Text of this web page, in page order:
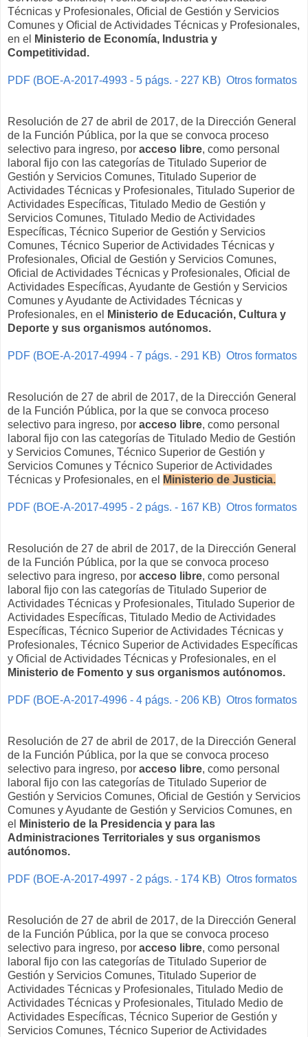
Técnicas y Profesionales, Oficial de Gestión y Servicios
Comunes y Oficial de Actividades Técnicas y Profesionales,
en el
Ministerio de Economía, Industria y
Competitividad.
PDF (BOE-A-2017-4993 - 5 págs. - 227 KB) Otros formatos
Resolución de 27 de abril de 2017, de la Dirección General
de la Función Pública, por la que se convoca proceso
selectivo para ingreso, por acceso libre, como personal
laboral fijo con las categorías de Titulado Superior de
Gestión y Servicios Comunes, Titulado Superior de
Actividades Técnicas y Profesionales, Titulado Superior de
Actividades Específicas, Titulado Medio de Gestión y
Servicios Comunes, Titulado Medio de Actividades
Específicas, Técnico Superior de Gestión y Servicios
Comunes, Técnico Superior de Actividades Técnicas y
Profesionales, Oficial de Gestión y Servicios Comunes,
Oficial de Actividades Técnicas y Profesionales, Oficial de
Actividades Específicas, Ayudante de Gestión y Servicios
Comunes y Ayudante de Actividades Técnicas y
Profesionales, en el
Ministerio de Educación, Cultura y
Deporte y sus organismos autónomos.
PDF (BOE-A-2017-4994 - 7 págs. - 291 KB) Otros formatos
Resolución de 27 de abril de 2017, de la Dirección General
de la Función Pública, por la que se convoca proceso
selectivo para ingreso, por acceso libre, como personal
laboral fijo con las categorías de Titulado Medio de Gestión
y Servicios Comunes, Técnico Superior de Gestión y
Servicios Comunes y Técnico Superior de Actividades
Técnicas y Profesionales, en el
Ministerio de Justicia.
PDF (BOE-A-2017-4995 - 2 págs. - 167 KB) Otros formatos
Resolución de 27 de abril de 2017, de la Dirección General
de la Función Pública, por la que se convoca proceso
selectivo para ingreso, por acceso libre, como personal
laboral fijo con las categorías de Titulado Superior de
Actividades Técnicas y Profesionales, Titulado Superior de
Actividades Específicas, Titulado Medio de Actividades
Específicas, Técnico Superior de Actividades Técnicas y
Profesionales, Técnico Superior de Actividades Específicas
y Oficial de Actividades Técnicas y Profesionales, en el
Ministerio de Fomento y sus organismos autónomos.
PDF (BOE-A-2017-4996 - 4 págs. - 206 KB) Otros formatos
Resolución de 27 de abril de 2017, de la Dirección General
de la Función Pública, por la que se convoca proceso
selectivo para ingreso, por acceso libre, como personal
laboral fijo con las categorías de Titulado Superior de
Gestión y Servicios Comunes, Oficial de Gestión y Servicios
Comunes y Ayudante de Gestión y Servicios Comunes, en
el
Ministerio de la Presidencia y para las
Administraciones Territoriales y sus organismos
autónomos.
PDF (BOE-A-2017-4997 - 2 págs. - 174 KB) Otros formatos
Resolución de 27 de abril de 2017, de la Dirección General
de la Función Pública, por la que se convoca proceso
selectivo para ingreso, por acceso libre, como personal
laboral fijo con las categorías de Titulado Superior de
Gestión y Servicios Comunes, Titulado Superior de
Actividades Técnicas y Profesionales, Titulado Medio de
Actividades Técnicas y Profesionales, Titulado Medio de
Actividades Específicas, Técnico Superior de Gestión y
Servicios Comunes, Técnico Superior de Actividades